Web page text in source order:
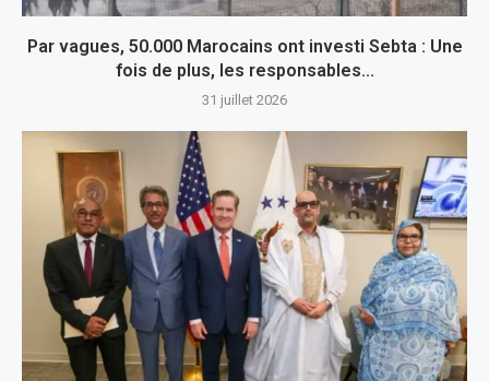
Par vagues, 50.000 Marocains ont investi Sebta : Une
fois de plus, les responsables...
31 juillet 2026